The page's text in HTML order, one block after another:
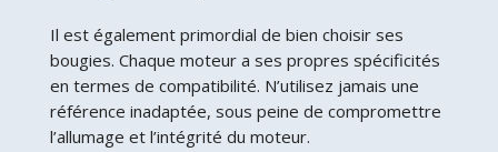
Il est également primordial de bien choisir ses
bougies. Chaque moteur a ses propres spécificités
en termes de compatibilité. N’utilisez jamais une
référence inadaptée, sous peine de compromettre
l’allumage et l’intégrité du moteur.